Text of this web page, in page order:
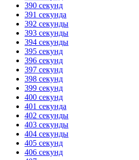
390 секунд
391 секунда
392 секунды
393 секунды
394 секунды
395 секунд
396 секунд
397 секунд
398 секунд
399 секунд
400 секунд
401 секунда
402 секунды
403 секунды
404 секунды
405 секунд
406 секунд